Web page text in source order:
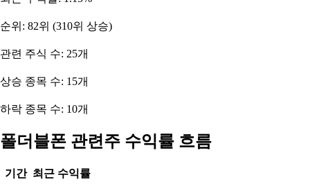
순위: 82위 (310위 상승)
관련 주식 수: 25개
상승 종목 수: 15개
하락 종목 수: 10개
폴더블폰 관련주 수익률 흐름
기간 최근 수익률